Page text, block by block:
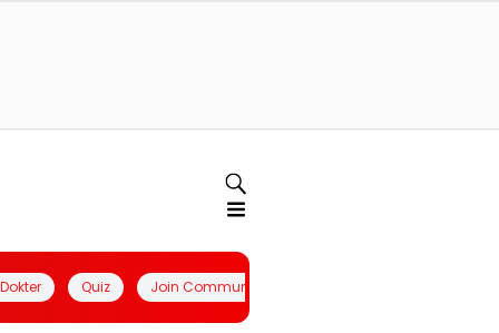
Quiz Join Community